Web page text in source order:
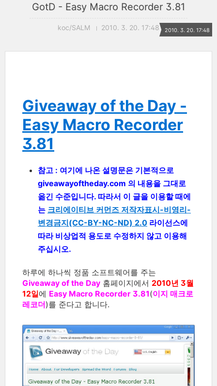
GotD - Easy Macro Recorder 3.81
koc/SALM 2010. 3. 20. 17:48 2010. 3. 20. 17:48
Giveaway of the Day -
Easy Macro Recorder
3.81
참고 : 여기에 나온 설명문은 기본적으로
giveawayoftheday.com 의 내용을 그대로
옮긴 수준입니다. 따라서 이 글을 이용할 때에
는 크리에이티브 커먼즈 저작자표시-비영리-
변경금지(CC-BY-NC-ND) 2.0 라이선스에
따라 비상업적 용도로 수정하지 않고 이용해
주십시오.
하루에 하나씩 정품 소프트웨어를 주는
Giveaway of the Day 홈페이지에서 2010년 3월
12일에 Easy Macro Recorder 3.81(이지 매크로
레코더)를 준다고 합니다.